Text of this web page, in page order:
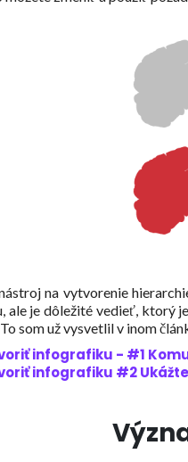
na vytvorenie
ale je dôležité vedieť, ktorý
som už vysvetlil v inom
infografiku - #1
infografiku #2